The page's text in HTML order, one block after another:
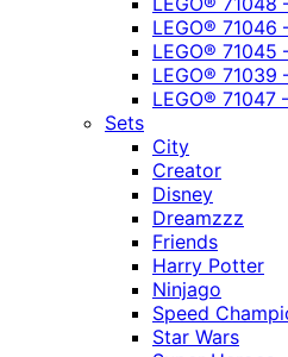
LEGO® 71046
LEGO® 71045
LEGO® 71039
LEGO® 71047
Sets
City
Creator
Disney
Dreamzzz
Friends
Harry Potter
Ninjago
Speed
Star Wars